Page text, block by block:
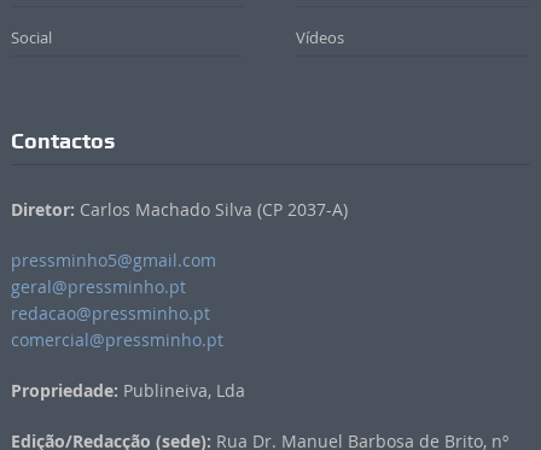
Social Vídeos
Contactos
Diretor: Carlos Machado Silva (CP 2037-A)
pressminho5@gmail.com
geral@pressminho.pt
redacao@pressminho.pt
comercial@pressminho.pt
Propriedade: Publineiva, Lda
Edição/Redacção (sede): Rua Dr. Manuel Barbosa de Brito, nº